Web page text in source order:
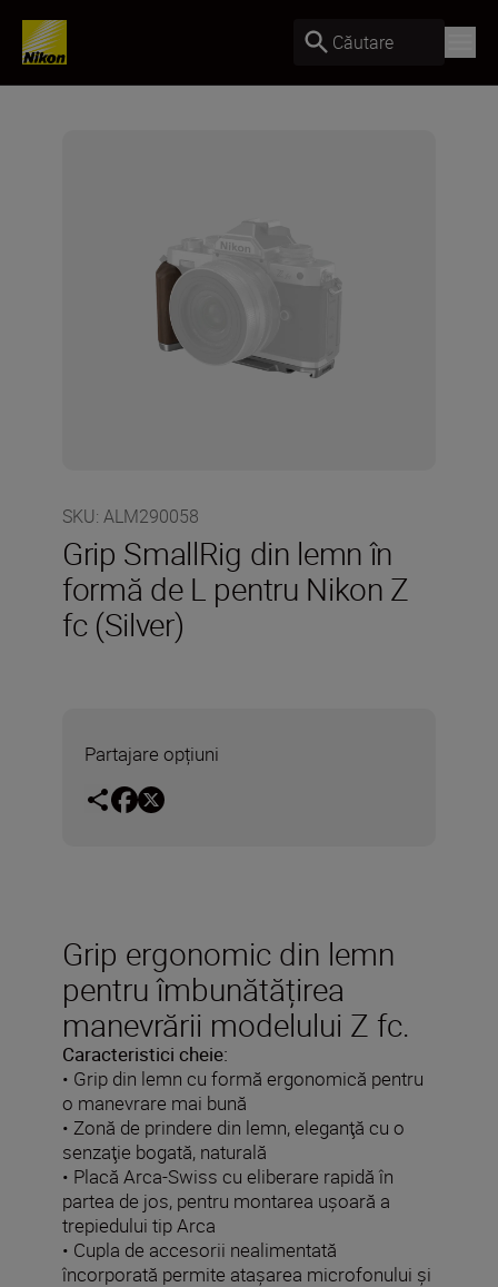
Căutare
SKU: ALM290058
Grip SmallRig din lemn în
formă de L pentru Nikon Z
fc (Silver)
Partajare opțiuni
Grip ergonomic din lemn
pentru îmbunătățirea
manevrării modelului Z fc.
Caracteristici cheie:
• Grip din lemn cu formă ergonomică pentru
o manevrare mai bună
• Zonă de prindere din lemn, eleganţă cu o
senzaţie bogată, naturală
• Placă Arca-Swiss cu eliberare rapidă în
partea de jos, pentru montarea ușoară a
trepiedului tip Arca
• Cupla de accesorii nealimentată
încorporată permite ataşarea microfonului şi